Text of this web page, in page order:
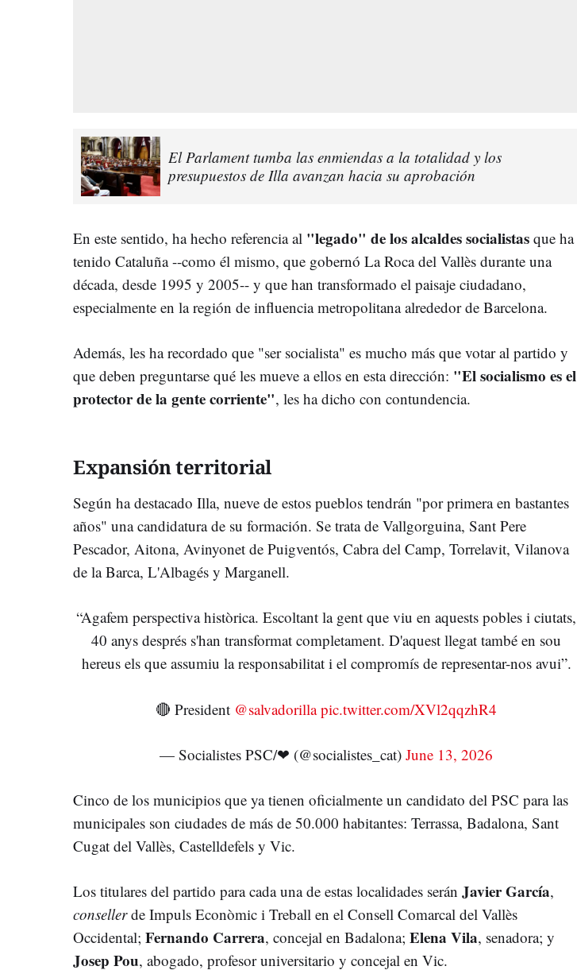
El Parlament tumba las enmiendas a la totalidad y los
presupuestos de Illa avanzan hacia su aprobación
En este sentido, ha hecho referencia al "legado" de los alcaldes socialistas que ha
tenido Cataluña --como él mismo, que gobernó La Roca del Vallès durante una
década, desde 1995 y 2005-- y que han transformado el paisaje ciudadano,
especialmente en la región de influencia metropolitana alrededor de Barcelona.
Además, les ha recordado que "ser socialista" es mucho más que votar al partido y
que deben preguntarse qué les mueve a ellos en esta dirección: "El socialismo es el
protector de la gente corriente", les ha dicho con contundencia.
Expansión territorial
Según ha destacado Illa, nueve de estos pueblos tendrán "por primera en bastantes
años" una candidatura de su formación. Se trata de Vallgorguina, Sant Pere
Pescador, Aitona, Avinyonet de Puigventós, Cabra del Camp, Torrelavit, Vilanova
de la Barca, L'Albagés y Marganell.
“Agafem perspectiva històrica. Escoltant la gent que viu en aquests pobles i ciutats,
40 anys després s'han transformat completament. D'aquest llegat també en sou
hereus els que assumiu la responsabilitat i el compromís de representar-nos avui”.
🔴 President @salvadorilla pic.twitter.com/XVl2qqzhR4
— Socialistes PSC/❤ (@socialistes_cat)June 13, 2026
Cinco de los municipios que ya tienen oficialmente un candidato del PSC para las
municipales son ciudades de más de 50.000 habitantes: Terrassa, Badalona, Sant
Cugat del Vallès, Castelldefels y Vic.
Los titulares del partido para cada una de estas localidades serán Javier García,
consellerde Impuls Econòmic i Treball en el Consell Comarcal del Vallès
Occidental; Fernando Carrera, concejal en Badalona; Elena Vila, senadora; y
Josep Pou, abogado, profesor universitario y concejal en Vic.